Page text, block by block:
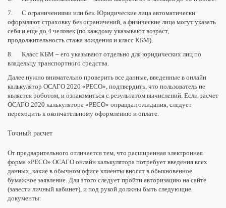
7. С ограничениями или без. Юридические лица автоматически
оформляют страховку без ограничений, а физические лица могут указать
себя и еще до 4 человек (по каждому указывают возраст,
продолжительность стажа вождения и класс КБМ).
8. Класс КБМ – его указывают отдельно для юридических лиц по
владельцу транспортного средства.
Далее нужно внимательно проверить все данные, введенные в онлайн
калькулятор ОСАГО 2020 «РЕСО», подтвердить, что пользователь не
является роботом, и ознакомиться с результатом вычислений. Если расчет
ОСАГО 2020 калькулятора «РЕСО» оправдал ожидания, следует
переходить к окончательному оформлению и оплате.
Точный расчет
От предварительного отличается тем, что расширенная электронная
форма «РЕСО» ОСАГО онлайн калькулятора потребует введения всех
данных, какие в обычном офисе клиенты вносят в обыкновенное
бумажное заявление. Для этого следует пройти авторизацию на сайте
(завести личный кабинет), и под рукой должны быть следующие
документы: